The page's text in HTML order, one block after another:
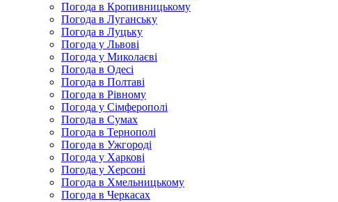
Погода в Кропивницькому
Погода в Луганську
Погода в Луцьку
Погода у Львові
Погода у Миколаєві
Погода в Одесі
Погода в Полтаві
Погода в Рівному
Погода у Сімферополі
Погода в Сумах
Погода в Тернополі
Погода в Ужгороді
Погода у Харкові
Погода у Херсоні
Погода в Хмельницькому
Погода в Черкасах